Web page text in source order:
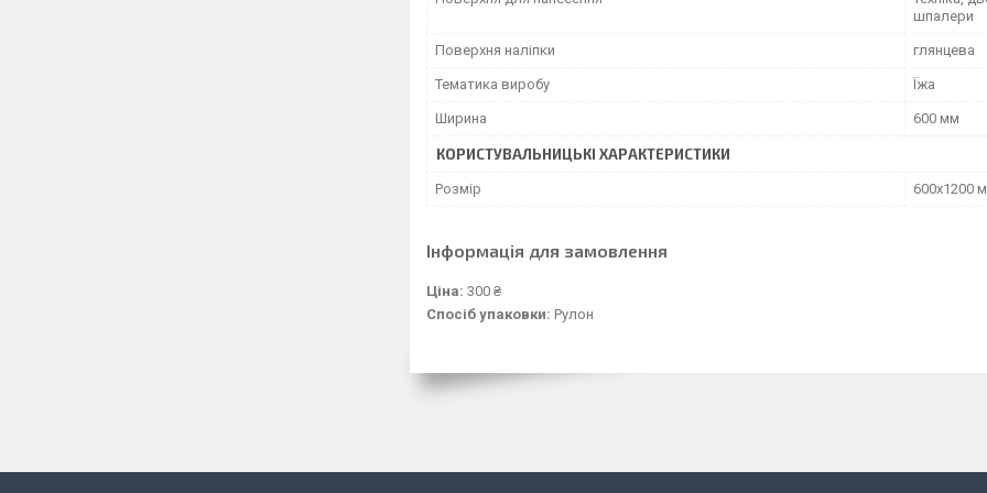
шпалери
Поверхня наліпки глянцева
Тематика виробу Їжа
Ширина 600 мм
КОРИСТУВАЛЬНИЦЬКІ ХАРАКТЕРИСТИКИ
Розмір 600х1200
Інформація для замовлення
Ціна: 300 ₴
Спосіб упаковки: Рулон